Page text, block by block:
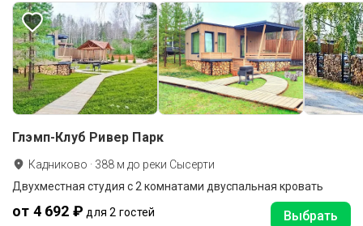
Глэмп-Клуб Ривер Парк
Кадниково · 388 м до реки Сысерти
Двухместная студия с 2 комнатами двуспальная кровать
от 4 692 ₽ для 2 гостей Выбрать